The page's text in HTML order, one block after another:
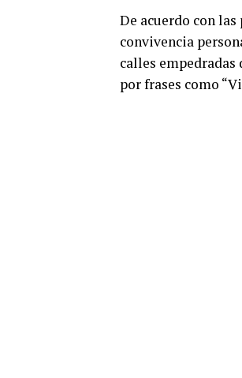
De acuerdo con
convivencia
calles
por frases como